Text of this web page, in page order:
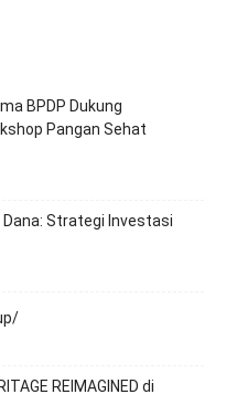
BPDP Dukung
Pangan Sehat
Dana: Strategi Investasi
REIMAGINED di